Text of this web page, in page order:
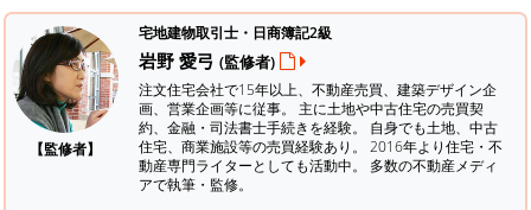
【監修者】
宅地建物取引士・日商簿記2級
岩野 愛弓 (監修者)
注文住宅会社で15年以上、不動産売買、建築デザイン企
画、営業企画等に従事。 主に土地や中古住宅の売買契
約、金融・司法書士手続きを経験。 自身でも土地、中古
住宅、商業施設等の売買経験あり。 2016年より住宅・不
動産専門ライターとしても活動中。 多数の不動産メディ
アで執筆・監修。